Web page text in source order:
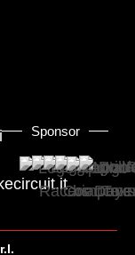
Sponsor